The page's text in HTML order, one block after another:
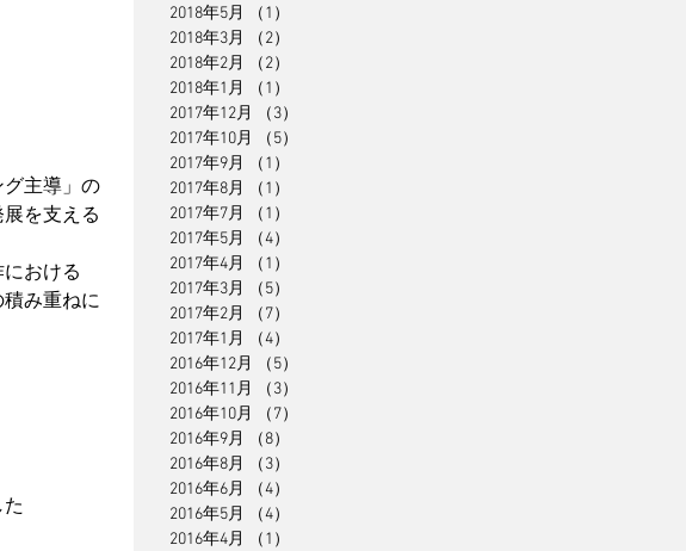
2018年5月
（1）
2018年3月
（2）
2018年2月
（2）
2018年1月
（1）
2017年12月
（3）
2017年10月
（5）
2017年9月
（1）
2017年8月
（1）
2017年7月
（1）
2017年5月
（4）
2017年4月
（1）
2017年3月
（5）
2017年2月
（7）
2017年1月
（4）
2016年12月
（5）
2016年11月
（3）
2016年10月
（7）
2016年9月
（8）
2016年8月
（3）
2016年6月
（4）
2016年5月
（4）
2016年4月
（1）
主導」の
を支える
おける
み重ねに